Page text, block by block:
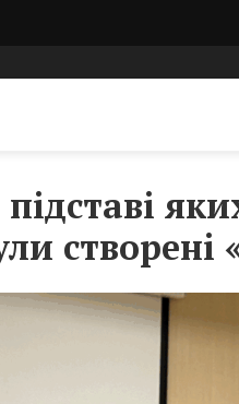
створені